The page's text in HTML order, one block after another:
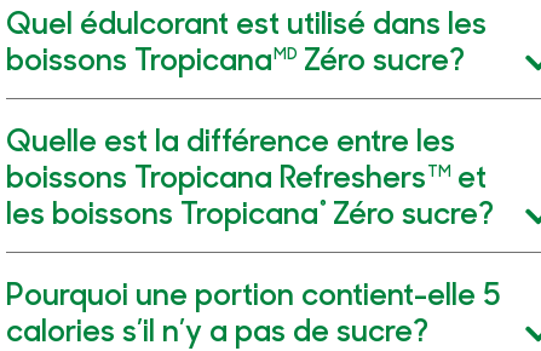
Quel édulcorant est utilisé dans les
boissons TropicanaMD Zéro sucre?
Quelle est la différence entre les
boissons Tropicana RefreshersTM et
les boissons Tropicana® Zéro sucre?
Pourquoi une portion contient-elle 5
calories s’il n’y a pas de sucre?